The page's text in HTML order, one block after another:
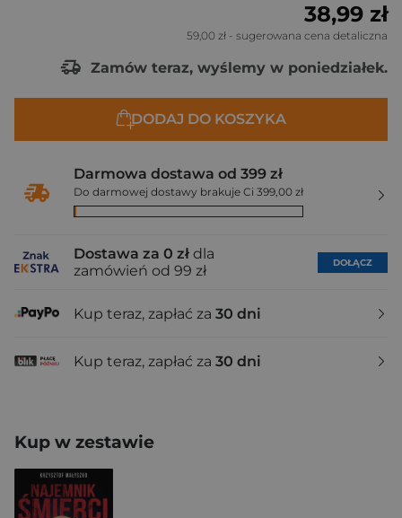
38,99 zł
59,00 zł - sugerowana cena detaliczna
Zamów teraz, wyślemy w poniedziałek.
DODAJ DO KOSZYKA
Darmowa dostawa od 399 zł
Do darmowej dostawy brakuje Ci 399,00 zł
Dostawa za 0 zł dla
zamówień od 99 zł
DOŁĄCZ
Kup teraz, zapłać za 30 dni
Kup teraz, zapłać za 30 dni
Kup w zestawie